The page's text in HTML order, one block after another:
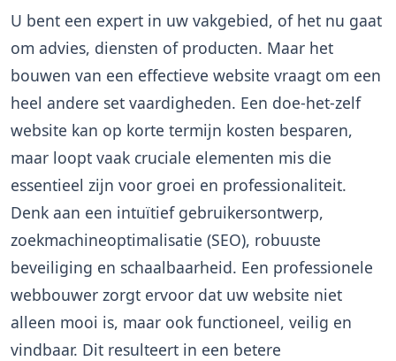
U bent een expert in uw vakgebied, of het nu gaat
om advies, diensten of producten. Maar het
bouwen van een effectieve website vraagt om een
heel andere set vaardigheden. Een doe-het-zelf
website kan op korte termijn kosten besparen,
maar loopt vaak cruciale elementen mis die
essentieel zijn voor groei en professionaliteit.
Denk aan een intuïtief gebruikersontwerp,
zoekmachineoptimalisatie (SEO), robuuste
beveiliging en schaalbaarheid. Een professionele
webbouwer zorgt ervoor dat uw website niet
alleen mooi is, maar ook functioneel, veilig en
vindbaar. Dit resulteert in een betere